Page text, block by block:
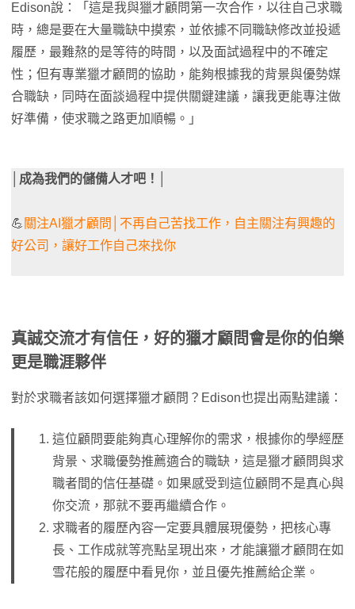
Edison說：「這是我與獵才顧問第一次合作，以往自己求職
時，總是要在大量職缺中摸索，並依據不同職缺修改並投遞
履歷，最難熬的是等待的時間，以及面試過程中的不確定
性；但有專業獵才顧問的協助，能夠根據我的背景與優勢媒
合職缺，同時在面談過程中提供關鍵建議，讓我更能專注做
好準備，使求職之路更加順暢。」
│成為我們的儲備人才吧！│
💪 關注AI獵才顧問│不再自己苦找工作，自主關注有興趣的
好公司，讓好工作自己來找你
真誠交流才有信任，好的獵才顧問會是你的伯樂
更是職涯夥伴
對於求職者該如何選擇獵才顧問？Edison也提出兩點建議：
這位顧問要能夠真心理解你的需求，根據你的學經歷
背景、求職優勢推薦適合的職缺，這是獵才顧問與求
職者間的信任基礎。如果感受到這位顧問不是真心與
你交流，那就不要再繼續合作。
求職者的履歷內容一定要具體展現優勢，把核心專
長、工作成就等亮點呈現出來，才能讓獵才顧問在如
雪花般的履歷中看見你，並且優先推薦給企業。